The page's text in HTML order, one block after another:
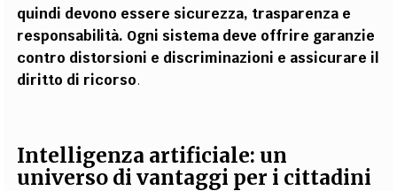
quindi devono essere sicurezza, trasparenza e
responsabilità. Ogni sistema deve offrire garanzie
contro distorsioni e discriminazioni e assicurare il
diritto di ricorso.
Intelligenza artificiale: un
universo di vantaggi per i cittadini